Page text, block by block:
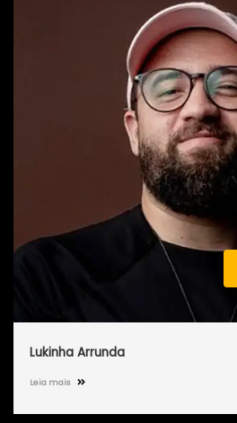
Lukinha Arrunda
Leia mais